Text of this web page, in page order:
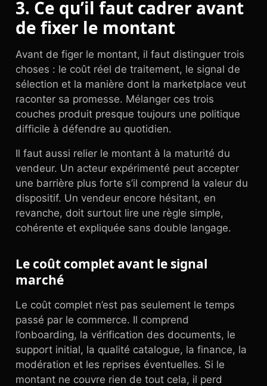
3. Ce qu’il faut cadrer avant
de fixer le montant
Avant de figer le montant, il faut distinguer trois
choses : le coût réel de traitement, le signal de
sélection et la manière dont la marketplace veut
raconter sa promesse. Mélanger ces trois
couches produit presque toujours une politique
difficile à défendre au quotidien.
Il faut aussi relier le montant à la maturité du
vendeur. Un acteur expérimenté peut accepter
une barrière plus forte s’il comprend la valeur du
dispositif. Un vendeur encore hésitant, en
revanche, doit surtout lire une règle simple,
cohérente et expliquée sans double langage.
Le coût complet avant le signal
marché
Le coût complet n’est pas seulement le temps
passé par le commerce. Il comprend
l’onboarding, la vérification des documents, le
support initial, la qualité catalogue, la finance, la
modération et les reprises éventuelles. Si le
montant ne couvre rien de tout cela, il perd